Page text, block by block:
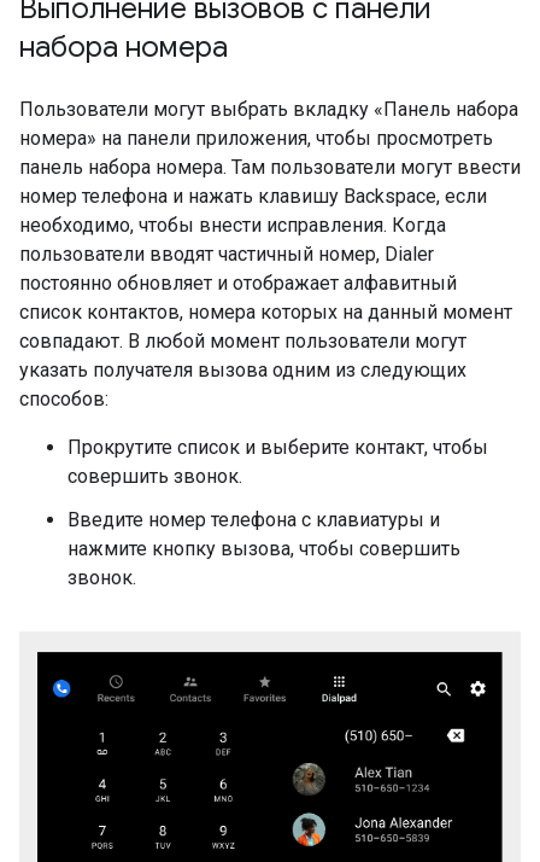
Выполнение вызовов с панели
набора номера
Пользователи могут выбрать вкладку «Панель набора
номера» на панели приложения, чтобы просмотреть
панель набора номера. Там пользователи могут ввести
номер телефона и нажать клавишу Backspace, если
необходимо, чтобы внести исправления. Когда
пользователи вводят частичный номер, Dialer
постоянно обновляет и отображает алфавитный
список контактов, номера которых на данный момент
совпадают. В любой момент пользователи могут
указать получателя вызова одним из следующих
способов:
Прокрутите список и выберите контакт, чтобы
совершить звонок.
Введите номер телефона с клавиатуры и
нажмите кнопку вызова, чтобы совершить
звонок.